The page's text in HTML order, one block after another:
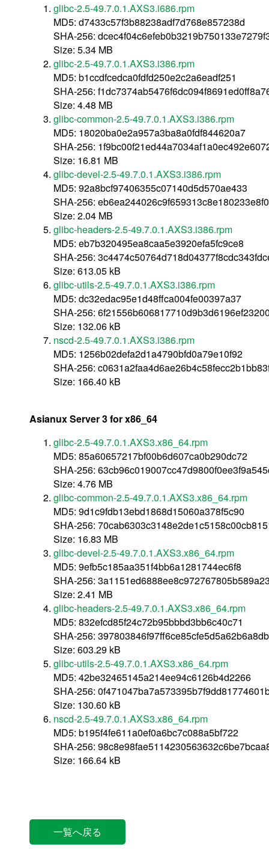
glibc-2.5-49.7.0.1.AXS3.i686.rpm
MD5: d7433c57f3b88238adf7d768e857238d
SHA-256:
Size: 5.34 MB
glibc-2.5-49.7.0.1.AXS3.i386.rpm
MD5: b1ccdfcedca0fdfd250e2c2a6eadf251
SHA-256:
Size: 4.48 MB
glibc-common-2.5-49.7.0.1.AXS3.i386.rpm
MD5: 18020ba0e2a957a3ba8a0fdf844620a7
SHA-256:
Size: 16.81 MB
glibc-devel-2.5-49.7.0.1.AXS3.i386.rpm
MD5: 92a8bcf97406355c07140d5d570ae433
SHA-256:
Size: 2.04 MB
glibc-headers-2.5-49.7.0.1.AXS3.i386.rpm
MD5: eb7b320495ea8caa5e3920efa5fc9ce8
SHA-256:
Size: 613.05 kB
glibc-utils-2.5-49.7.0.1.AXS3.i386.rpm
MD5: dc32edac95e1d48ffca004fe00397a37
SHA-256:
Size: 132.06 kB
nscd-2.5-49.7.0.1.AXS3.i386.rpm
MD5: 1256b02defa2d1a4790bfd0a79e10f92
SHA-256:
Size: 166.40 kB
Asianux Server 3 for x86_64
glibc-2.5-49.7.0.1.AXS3.x86_64.rpm
MD5: 85a60657217bf00b6d607ca0b290dc72
SHA-256:
Size: 4.76 MB
glibc-common-2.5-49.7.0.1.AXS3.x86_64.rpm
MD5: 9d1c9fdb13ebd1868d15060a378f5c90
SHA-256:
Size: 16.83 MB
glibc-devel-2.5-49.7.0.1.AXS3.x86_64.rpm
MD5: 9efb5c185aa351f4bb6a1281744ec6f8
SHA-256:
Size: 2.41 MB
glibc-headers-2.5-49.7.0.1.AXS3.x86_64.rpm
MD5: 832efcd85f24c72b95bbbd3bb6c40c71
SHA-256:
Size: 603.29 kB
glibc-utils-2.5-49.7.0.1.AXS3.x86_64.rpm
MD5: 42be32465145a214ee94c6126b4d2266
SHA-256:
Size: 130.60 kB
nscd-2.5-49.7.0.1.AXS3.x86_64.rpm
MD5: b195f4fe611a0ef0a6bc7c088a5bf722
SHA-256:
Size: 166.64 kB
一覧へ戻る